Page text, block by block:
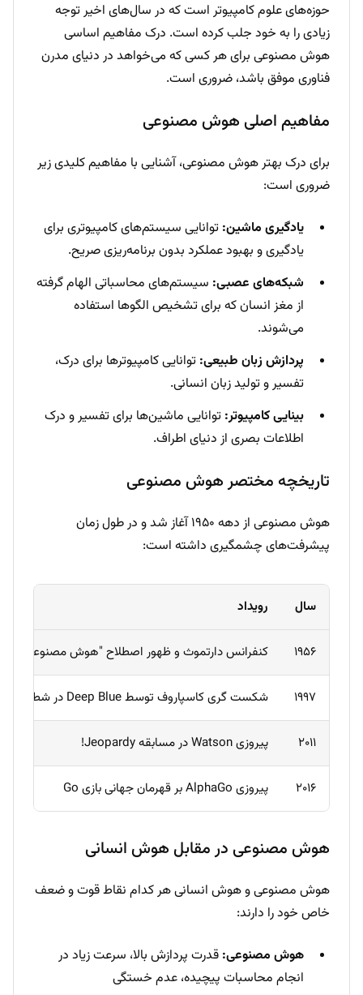
حوزه‌های علوم کامپیوتر است که در سال‌های اخیر توجه
زیادی را به خود جلب کرده است. درک مفاهیم اساسی
هوش مصنوعی برای هر کسی که می‌خواهد در دنیای مدرن
فناوری موفق باشد، ضروری است.
مفاهیم اصلی هوش مصنوعی
برای درک بهتر هوش مصنوعی، آشنایی با مفاهیم کلیدی زیر
ضروری است:
یادگیری ماشین: توانایی سیستم‌های کامپیوتری برای
یادگیری و بهبود عملکرد بدون برنامه‌ریزی صریح.
شبکه‌های عصبی: سیستم‌های محاسباتی الهام گرفته
از مغز انسان که برای تشخیص الگوها استفاده
می‌شوند.
پردازش زبان طبیعی: توانایی کامپیوترها برای درک،
تفسیر و تولید زبان انسانی.
بینایی کامپیوتر: توانایی ماشین‌ها برای تفسیر و درک
اطلاعات بصری از دنیای اطراف.
تاریخچه مختصر هوش مصنوعی
هوش مصنوعی از دهه ۱۹۵۰ آغاز شد و در طول زمان
پیشرفت‌های چشمگیری داشته است:
سال رویداد
۱۹۵۶ کنفرانس دارتموث و ظهور اصطلاح "هوش مصنوعی"
۱۹۹۷ شکست گری کاسپاروف توسط Deep Blue در شطرنج
۲۰۱۱ پیروزی Watson در مسابقه Jeopardy!
۲۰۱۶ پیروزی AlphaGo بر قهرمان جهانی بازی Go
هوش مصنوعی در مقابل هوش انسانی
هوش مصنوعی و هوش انسانی هر کدام نقاط قوت و ضعف
خاص خود را دارند:
هوش مصنوعی: قدرت پردازش بالا، سرعت زیاد در
انجام محاسبات پیچیده، عدم خستگی